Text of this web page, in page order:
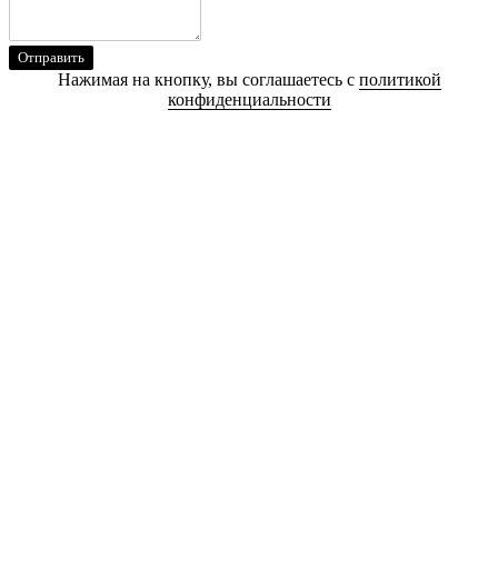
Отправить
Нажимая на кнопку, вы соглашаетесь с политикой
конфиденциальности